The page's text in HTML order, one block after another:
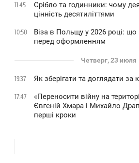
11:45
Срібло та годинники: чому
цінність десятиліттями
10:50
Віза в Польщу у 2026 році: що
перед оформленням
Четверг, 23 июля
19:37 Як зберігати та доглядати за
17:47
«Переносити війну на
Євгеній Хмара і Михайло
перші кроки